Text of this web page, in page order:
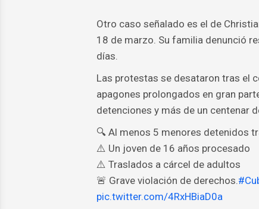
Otro caso señalado es el de
18 de marzo. Su familia denunció
días.
Las protestas se desataron tras el
apagones prolongados en gran
detenciones y más de un centenar
🔍 Al menos 5 menores detenidos
⚠️ Un joven de 16 años procesado
⚠️ Traslados a cárcel de adultos
🚨 Grave violación de derechos.
pic.twitter.com/4RxHBiaD0a